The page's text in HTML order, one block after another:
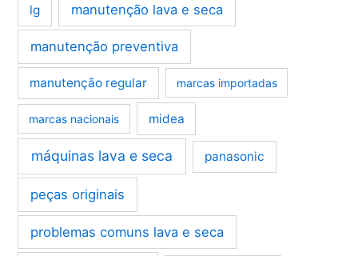
lg manutenção lava e seca
manutenção preventiva
manutenção regular marcas importadas
marcas nacionais midea
máquinas lava e seca panasonic
peças originais
problemas comuns lava e seca